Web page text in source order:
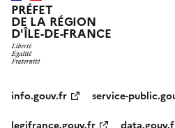
PRÉFET
DE LA RÉGION
D'ÎLE-DE-FRANCE
info.gouv.fr
service-